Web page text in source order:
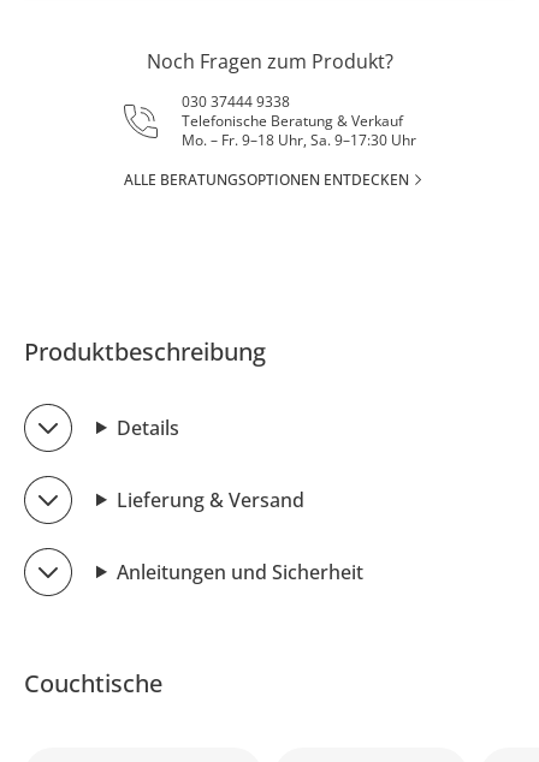
Noch Fragen zum Produkt?
030 37444 9338
Telefonische Beratung & Verkauf
Mo. – Fr. 9–18 Uhr, Sa. 9–17:30 Uhr
ALLE BERATUNGSOPTIONEN ENTDECKEN
Produktbeschreibung
Details
Lieferung & Versand
Anleitungen und Sicherheit
Couchtische